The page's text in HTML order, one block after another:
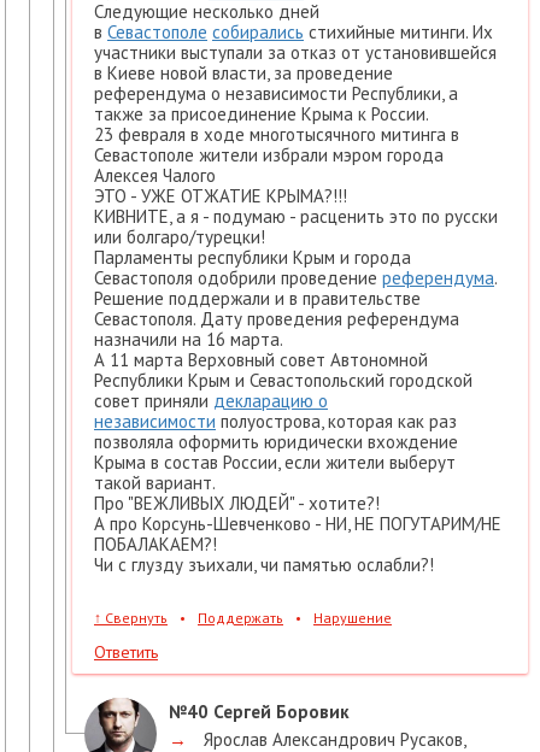
Следующие несколько дней
в Севастополе собирались стихийные митинги. Их
участники выступали за отказ от установившейся
в Киеве новой власти, за проведение
референдума о независимости Республики, а
также за присоединение Крыма к России.
23 февраля в ходе многотысячного митинга в
Севастополе жители избрали мэром города
Алексея Чалого
ЭТО - УЖЕ ОТЖАТИЕ КРЫМА?!!!
КИВНИТЕ, а я - подумаю - расценить это по русски
или болгаро/турецки!
Парламенты республики Крым и города
Севастополя одобрили проведение референдума.
Решение поддержали и в правительстве
Севастополя. Дату проведения референдума
назначили на 16 марта.
А 11 марта Верховный совет Автономной
Республики Крым и Севастопольский городской
совет приняли декларацию о
независимости полуострова, которая как раз
позволяла оформить юридически вхождение
Крыма в состав России, если жители выберут
такой вариант.
Про "ВЕЖЛИВЫХ ЛЮДЕЙ" - хотите?!
А про Корсунь-Шевченково - НИ, НЕ ПОГУТАРИМ/НЕ
ПОБАЛАКАЕМ?!
Чи с глузду зъихали, чи памятью ослабли?!
↑ Свернуть • Поддержать • Нарушение
Ответить
№40 Сергей Боровик
→
Ярослав Александрович Русаков